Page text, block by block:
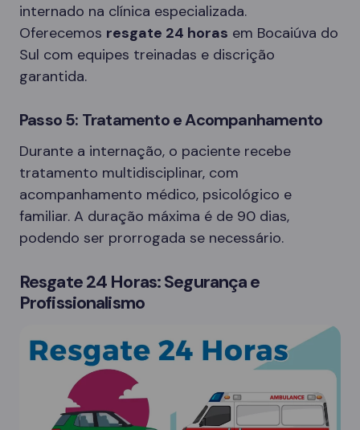
internado na clínica especializada.
Oferecemos resgate 24 horas em Bocaiúva do
Sul com equipes treinadas e discrição
garantida.
Passo 5: Tratamento e Acompanhamento
Durante a internação, o paciente recebe
tratamento multidisciplinar, com
acompanhamento médico, psicológico e
familiar. A duração máxima é de 90 dias,
podendo ser prorrogada se necessário.
Resgate 24 Horas: Segurança e
Profissionalismo